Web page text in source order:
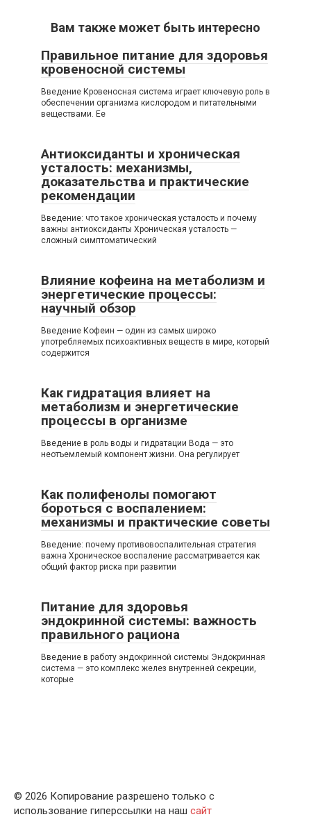
Вам также может быть интересно
Правильное питание для здоровья
кровеносной системы
Введение Кровеносная система играет ключевую роль в
обеспечении организма кислородом и питательными
веществами. Ее
Антиоксиданты и хроническая
усталость: механизмы,
доказательства и практические
рекомендации
Введение: что такое хроническая усталость и почему
важны антиоксиданты Хроническая усталость —
сложный симптоматический
Влияние кофеина на метаболизм и
энергетические процессы:
научный обзор
Введение Кофеин — один из самых широко
употребляемых психоактивных веществ в мире, который
содержится
Как гидратация влияет на
метаболизм и энергетические
процессы в организме
Введение в роль воды и гидратации Вода — это
неотъемлемый компонент жизни. Она регулирует
Как полифенолы помогают
бороться с воспалением:
механизмы и практические советы
Введение: почему противовоспалительная стратегия
важна Хроническое воспаление рассматривается как
общий фактор риска при развитии
Питание для здоровья
эндокринной системы: важность
правильного рациона
Введение в работу эндокринной системы Эндокринная
система — это комплекс желез внутренней секреции,
которые
© 2026 Копирование разрешено только с
использование гиперссылки на наш сайт